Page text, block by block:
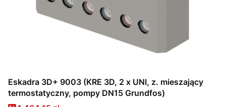
Eskadra 3D+ 9003 (KRE 3D, 2 x UNI, z. mieszający
termostatyczny, pompy DN15 Grundfos)